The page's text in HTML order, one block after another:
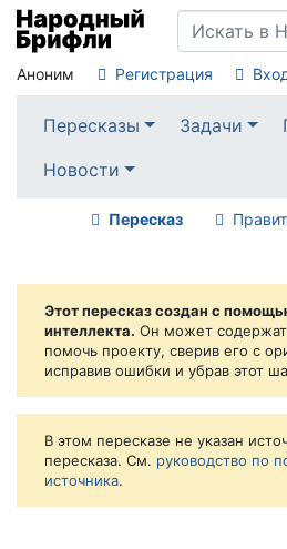
Аноним Регистрация
Пересказы Задачи
Новости
Пересказ
Этот пересказ создан с
интеллекта. Он может
помочь проекту, сверив его с
исправив ошибки и убрав этот
В этом пересказе не указан
пересказа. См. руководство по
источника.